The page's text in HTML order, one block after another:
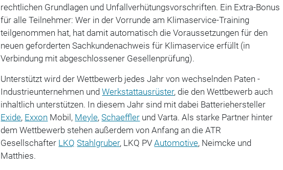
rechtlichen Grundlagen und Unfallverhütungsvorschriften. Ein Extra-Bonus
für alle Teilnehmer: Wer in der Vorrunde am Klimaservice-Training
teilgenommen hat, hat damit automatisch die Voraussetzungen für den
neuen geforderten Sachkundenachweis für Klimaservice erfüllt (in
Verbindung mit abgeschlossener Gesellenprüfung).
Unterstützt wird der Wettbewerb jedes Jahr von wechselnden Paten -
Industrieunternehmen undWerkstattausrüster, die den Wettbewerb auch
inhaltlich unterstützen. In diesem Jahr sind mit dabei Batteriehersteller
Exide, Exxon Mobil, Meyle,Schaeffler und Varta. Als starke Partner hinter
dem Wettbewerb stehen außerdem von Anfang an die ATR
Gesellschafter LKQ Stahlgruber, LKQ PVAutomotive, Neimcke und
Matthies.